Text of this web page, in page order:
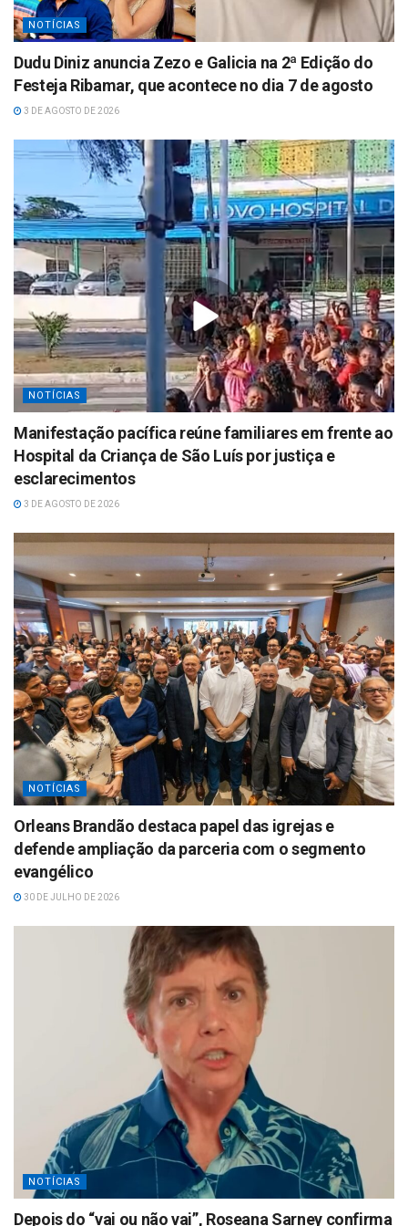
NOTÍCIAS
Dudu Diniz anuncia Zezo e Galicia na 2ª Edição do
Festeja Ribamar, que acontece no dia 7 de agosto
3 DE AGOSTO DE 2026
NOTÍCIAS
Manifestação pacífica reúne familiares em frente ao
Hospital da Criança de São Luís por justiça e
esclarecimentos
3 DE AGOSTO DE 2026
NOTÍCIAS
Orleans Brandão destaca papel das igrejas e
defende ampliação da parceria com o segmento
evangélico
30 DE JULHO DE 2026
NOTÍCIAS
Depois do “vai ou não vai”, Roseana Sarney confirma